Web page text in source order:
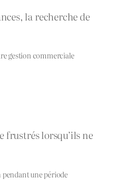
la recherche de
gestion commerciale
frustrés lorsqu’ils ne
une période